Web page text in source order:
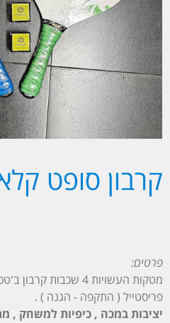
קרבון סופט
פרטים:
מטקות העשויות 4
פריסטייל ( התקפה - הגנה ) .
יציבות במכה , כיפיות למשחק ,